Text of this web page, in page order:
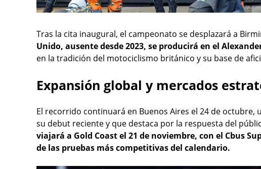
Tras la cita inaugural, el campeonato se desplazará a
Unido, ausente desde 2023, se producirá en el
en la tradición del motociclismo británico y su base de
Expansión global y mercados
El recorrido continuará en Buenos Aires el 24 de octubre,
su debut reciente y que destaca por la respuesta del
viajará a Gold Coast el 21 de noviembre, con el Cbus
de las pruebas más competitivas del calendario.